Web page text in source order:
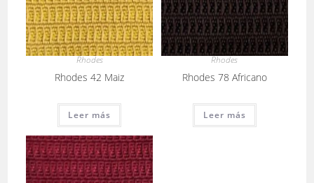
Rhodes
Rhodes 42 Maiz
Leer más
Rhodes
Rhodes 78 Africano
Leer más